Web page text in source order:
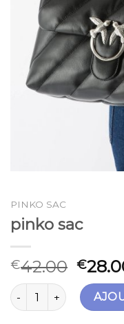
PINKO SAC
pinko sac
€42.00 €
quantité de pinko sac